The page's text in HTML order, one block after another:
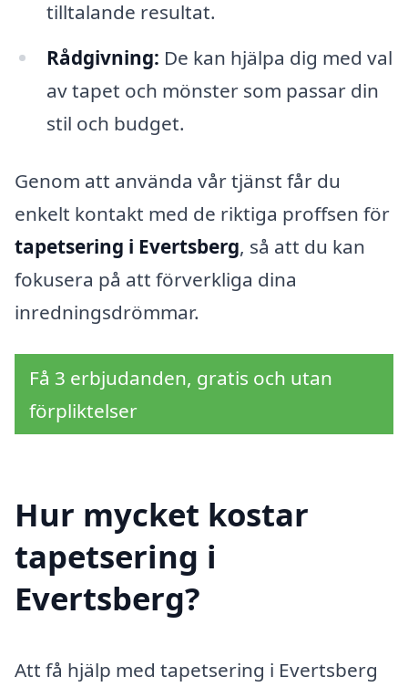
tilltalande resultat.
Rådgivning: De kan hjälpa dig med val
av tapet och mönster som passar din
stil och budget.
Genom att använda vår tjänst får du
enkelt kontakt med de riktiga proffsen för
tapetsering i Evertsberg, så att du kan
fokusera på att förverkliga dina
inredningsdrömmar.
Få 3 erbjudanden, gratis och utan
förpliktelser
Hur mycket kostar
tapetsering i
Evertsberg?
Att få hjälp med tapetsering i Evertsberg